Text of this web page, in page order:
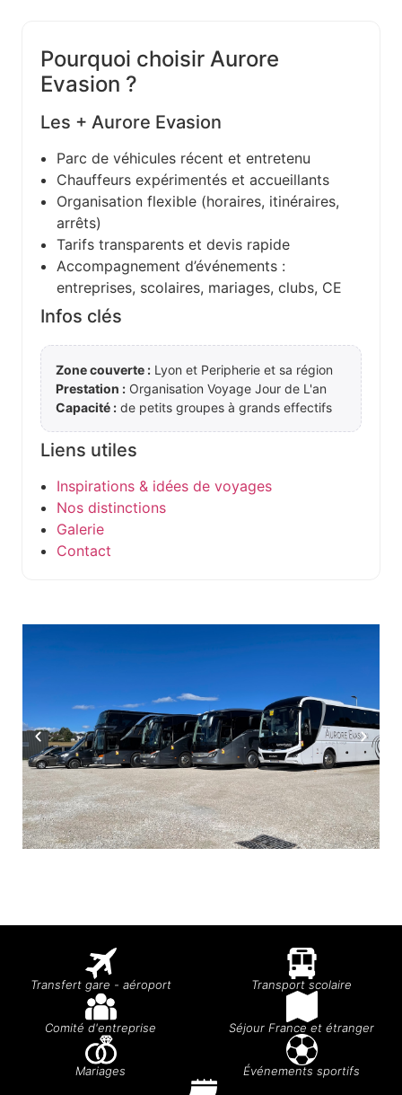
Pourquoi choisir Aurore
Evasion ?
Les + Aurore Evasion
Parc de véhicules récent et entretenu
Chauffeurs expérimentés et accueillants
Organisation flexible (horaires, itinéraires,
arrêts)
Tarifs transparents et devis rapide
Accompagnement d’événements :
entreprises, scolaires, mariages, clubs, CE
Infos clés
Zone couverte : Lyon et Peripherie et sa région
Prestation : Organisation Voyage Jour de L'an
Capacité : de petits groupes à grands effectifs
Liens utiles
Inspirations & idées de voyages
Nos distinctions
Galerie
Contact
Transfert gare - aéroport Transport scolaire
Comité d'entreprise Séjour France et étranger
Mariages Événements sportifs